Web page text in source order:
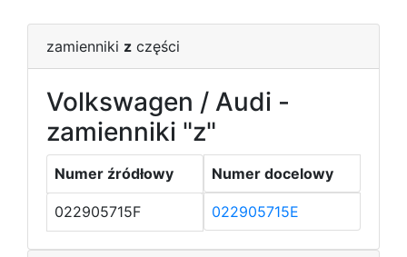
zamienniki z części
Volkswagen / Audi -
zamienniki "z"
Numer źródłowy Numer docelowy
022905715F 022905715E